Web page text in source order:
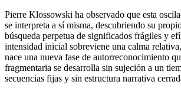
Pierre Klossowski ha observado que esta
se interpreta a sí misma, descubriendo su
búsqueda perpetua de significados frágiles y
intensidad inicial sobreviene una calma
nace una nueva fase de autorreconocimiento
fragmentaria se desarrolla sin sujeción a un
secuencias fijas y sin estructura narrativa